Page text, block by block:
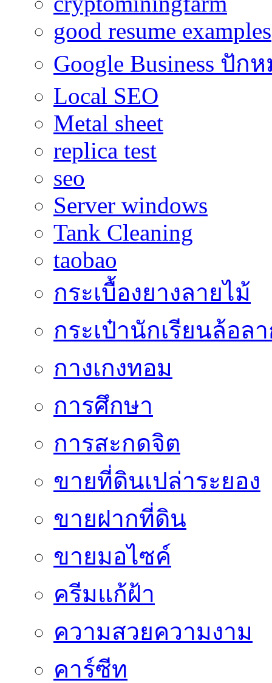
good resume examples
Google Business ปัก
Local SEO
Metal sheet
replica test
seo
Server windows
Tank Cleaning
taobao
กระเบื้องยางลายไม้
กระเป๋านักเรียนล้อล
กางเกงทอม
การศึกษา
การสะกดจิต
ขายที่ดินเปล่าระยอง
ขายฝากที่ดิน
ขายมอไซค์
ครีมแก้ฝ้า
ความสวยความงาม
คาร์ซีท